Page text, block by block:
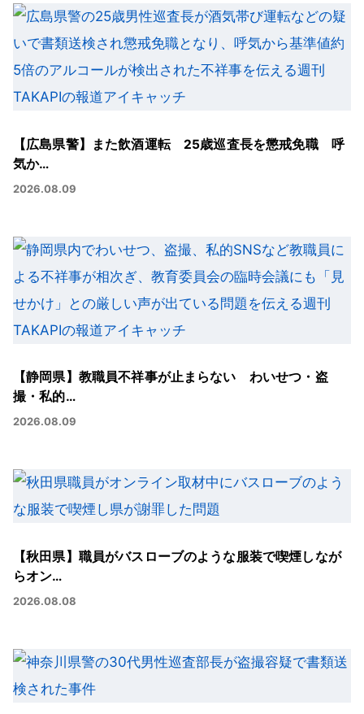
【広島県警】また飲酒運転 25歳巡査長を懲戒免職 呼
気か…
2026.08.09
【静岡県】教職員不祥事が止まらない わいせつ・盗
撮・私的…
2026.08.09
【秋田県】職員がバスローブのような服装で喫煙しなが
らオン…
2026.08.08